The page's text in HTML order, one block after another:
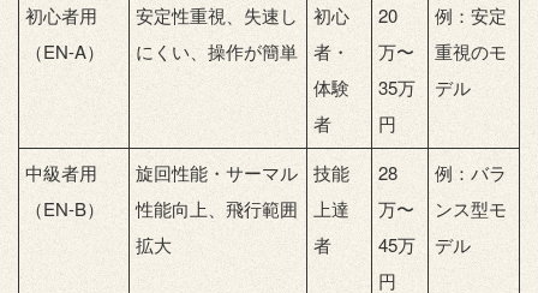
初心者用
（EN-A）
安定性重視、失速し
にくい、操作が簡単
初心
者・
体験
者
20
万〜
35万
円
例：安定
重視のモ
デル
中級者用
（EN-B）
旋回性能・サーマル
性能向上、飛行範囲
拡大
技能
上達
者
28
万〜
45万
円
例：バラ
ンス型モ
デル